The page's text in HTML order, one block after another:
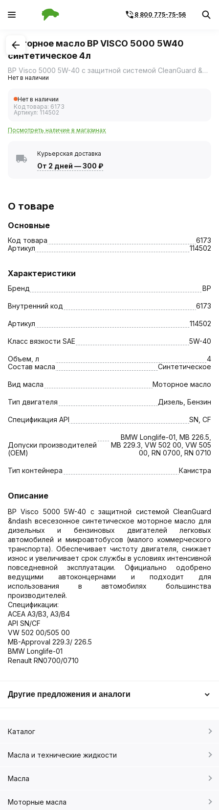
8 800 775-75-56
1/1
Моторное масло BP VISCO 5000 5W40
синтетическое 4л
BP Visco 5000 5W-40 с защитной системой CleanGuard &ndash всесезонное синтетическое моторное масло для дизельных и бензиновых двигателей легковых автомобилей и микроавтобусов (малого коммерческого транспорта).
Нет в наличии
Нет в наличии
Код товара: 6173
Артикул: 114502
Посмотреть наличие в магазинах
Курьерская доставка
От 2 дней —300 ₽
О товаре
Основные
Код товара
6173
Артикул
114502
Характеристики
Бренд BP
Внутренний код 6173
Артикул 114502
Класс вязкости SAE 5W-40
Объем, л
4
Состав масла
Синтетическое
Вид масла Моторное масло
Тип двигателя Дизель, Бензин
Спецификация API SN, CF
Допуски производителей
(OEM)
BMW Longlife-01, MB 226.5,
MB 229.3, VW 502 00, VW 505
00, RN 0700, RN 0710
Тип контейнера Канистра
Описание
BP Visco 5000 5W-40 с защитной системой CleanGuard
&ndash всесезонное синтетическое моторное масло для
дизельных и бензиновых двигателей легковых
автомобилей и микроавтобусов (малого коммерческого
транспорта). Обеспечивает чистоту двигателя, снижает
износ и увеличивает срок службы в условиях интенсивной
повседневной эксплуатации. Официально одобрено
ведущими автоконцернами и подходит для
использования в автомобилях большинства
производителей.
Спецификации:
ACEA A3/B3, A3/B4
API SN/CF
VW 502 00/505 00
MB-Approval 229.3/ 226.5
BMW Longlife-01
Renault RN0700/0710
Другие предложения и аналоги
Каталог
Масла и технические жидкости
Масла
Моторные масла